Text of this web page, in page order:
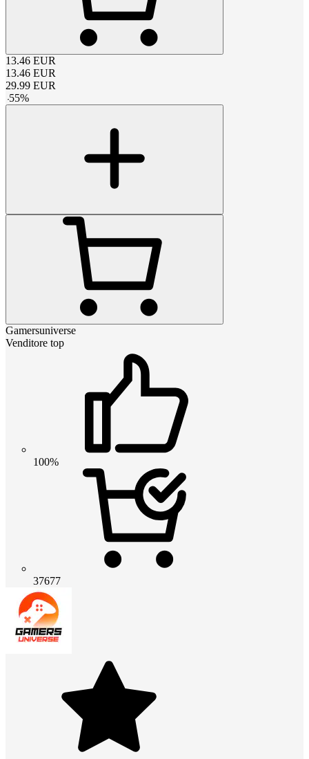
13.46 EUR
13.46 EUR
29.99 EUR
-55%
Gamersuniverse
Venditore top
100%
37677